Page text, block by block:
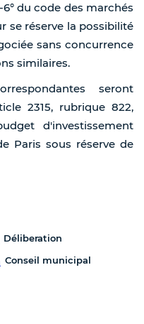
du code des marchés
se réserve la possibilité
sans concurrence
similaires.
seront
2315, rubrique 822,
d'investissement
Paris sous réserve de
Déliberation
Conseil municipal